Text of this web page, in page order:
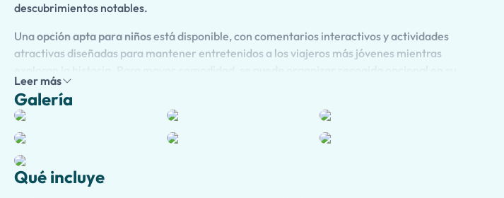
descubrimientos notables.
Unaopción apta para niñosestá disponible, con comentarios interactivos y actividades
atractivas diseñadas para mantener entretenidos a los viajeros más jóvenes mientras
hotel o puerto de cruceros
Mejore su día con una
visita opcional al cráter del Monte Vesuvio
vistas lo aguardan desde la cumbre del volcán que cambió la historia en el año 79 d.C.
donde saboreará platos regionales auténticos y vinos finos en un hermoso entorno
campestre.
Leer más
Galería
Qué incluye